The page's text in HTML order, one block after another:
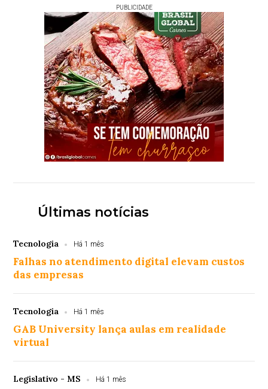
PUBLICIDADE
Últimas notícias
Tecnologia Há 1 mês
Falhas no atendimento digital elevam custos
das empresas
Tecnologia Há 1 mês
GAB University lança aulas em realidade
virtual
Legislativo - MS Há 1 mês